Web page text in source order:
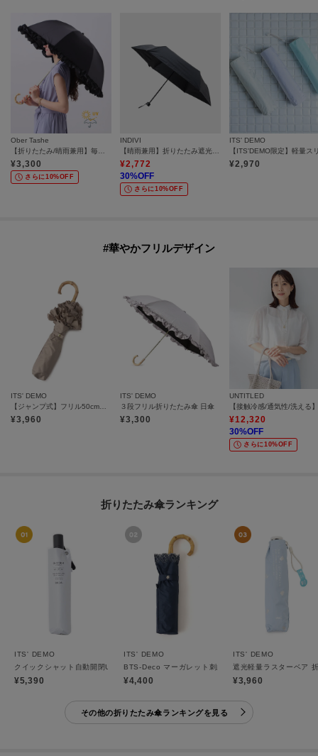
Ober Tashe
¥3,300
さらに10%OFF
INDIVI
¥2,772
30%OFF
さらに10%OFF
ITS' DEMO
¥2,970
#華やかフリルデザイン
ITS' DEMO
¥3,960
ITS' DEMO
３段フリル折りたたみ傘 日傘
¥3,300
UNTITLED
¥12,320
30%OFF
さらに10%OFF
折りたたみ傘ランキング
ITS' DEMO
クイックシャット自動開閉UVブロック55cm 折りたたみ傘 日傘
¥5,390
ITS' DEMO
BTS-Deco マーガレット刺繍 折りたたみ傘 日傘
¥4,400
ITS' DEMO
遮光軽量ラスターベア
¥3,960
その他の折りたたみ傘ランキングを見る